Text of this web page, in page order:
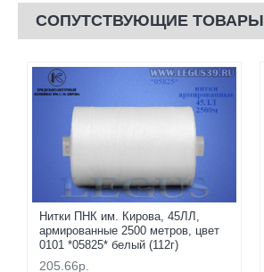
СОПУТСТВУЮЩИЕ ТОВАРЫ
Нитки ПНК им. Кирова, 45ЛЛ,
армированные 2500 метров, цвет
0101 *05825* белый (112г)
205.66р.